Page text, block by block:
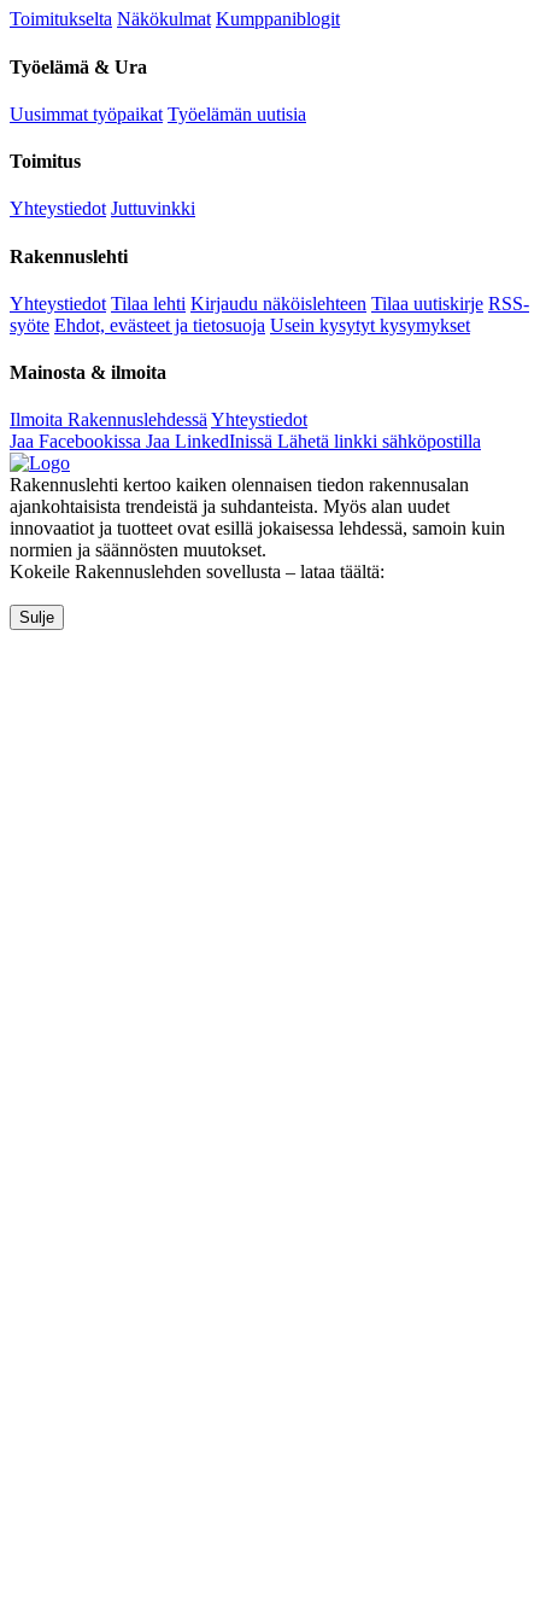
Toimitukselta Näkökulmat Kumppaniblogit
Työelämä & Ura
Uusimmat työpaikat Työelämän uutisia
Toimitus
Yhteystiedot Juttuvinkki
Rakennuslehti
Yhteystiedot Tilaa lehti Kirjaudu näköislehteen Tilaa uutiskirje RSS-
syöte Ehdot, evästeet ja tietosuoja Usein kysytyt kysymykset
Mainosta & ilmoita
Ilmoita RakennuslehdessäYhteystiedot
Jaa Facebookissa Jaa LinkedInissä Lähetä linkki sähköpostilla
Rakennuslehti kertoo kaiken olennaisen tiedon rakennusalan
ajankohtaisista trendeistä ja suhdanteista. Myös alan uudet
innovaatiot ja tuotteet ovat esillä jokaisessa lehdessä, samoin kuin
normien ja säännösten muutokset.
Kokeile Rakennuslehden sovellusta – lataa täältä:
Sulje